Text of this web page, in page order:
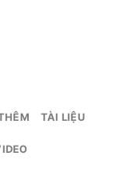
TÀI LIỆU